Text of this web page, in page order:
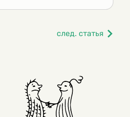
след. статья